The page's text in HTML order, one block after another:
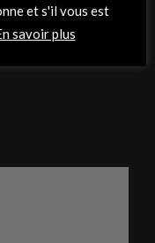
et s'il vous est
savoir plus